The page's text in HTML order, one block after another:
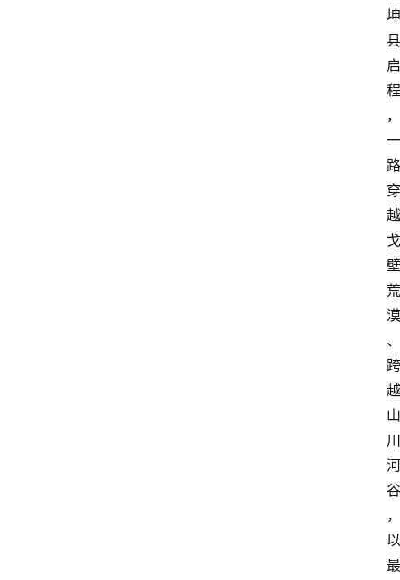
坤
县
启
程
，
一
路
穿
越
戈
壁
荒
漠
、
跨
越
山
川
河
谷
，
以
最